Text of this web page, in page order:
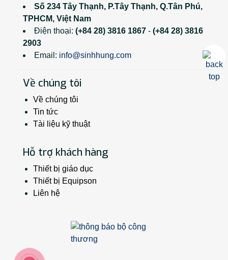
Số 234 Tây Thạnh, P.Tây Thạnh, Q.Tân Phú,
TPHCM, Việt Nam
Điện thoại: (+84 28) 3816 1867 - (+84 28) 3816
2903
Email: info@sinhhung.com
Về chúng tôi
Về chúng tôi
Tin tức
Tài liệu kỹ thuật
Hỗ trợ khách hàng
Thiết bị giáo dục
Thiết bị Equipson
Liên hệ